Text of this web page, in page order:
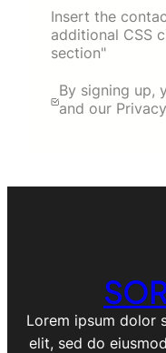
Insert the
additional CSS
section"
By signing up,
and our
Lorem ipsum dolor
elit, sed do